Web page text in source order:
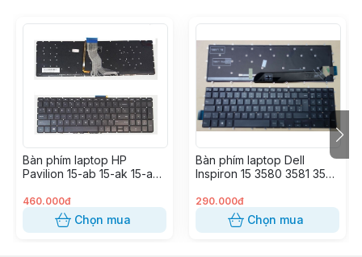
Bàn phím laptop HP
Pavilion 15-ab 15-ak 15-aq
u 15-w 17-g
460.000đ
Chọn mua
Bàn phím laptop Dell
Inspiron 15 3580 3581 3582
5567 5570 5575 5767
5775 7566 7567 7577
Vostro 15 3584 3590 5568
290.000đ
Chọn mua